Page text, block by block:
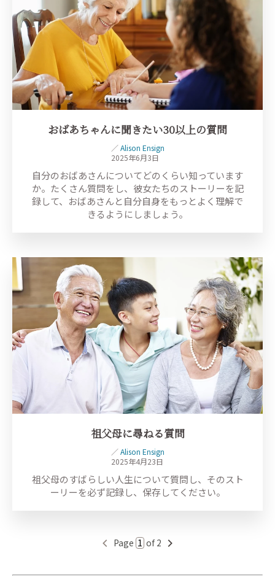
おばあちゃんに聞きたい30以上の質問
／Alison Ensign
2025年6月3日
自分のおばあさんについてどのくらい知っています
か。たくさん質問をし、彼女たちのストーリーを記
録して、おばあさんと自分自身をもっとよく理解で
きるようにしましょう。
祖父母に尋ねる質問
／Alison Ensign
2025年4月23日
祖父母のすばらしい人生について質問し、そのスト
ーリーを必ず記録し、保存してください。
Page of 2